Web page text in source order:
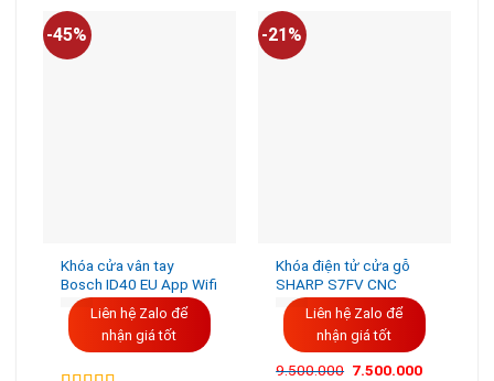
-45%
Khóa cửa vân tay
Bosch ID40 EU App Wifi
Liên hệ Zalo để
nhận giá tốt
-21%
Khóa điện tử cửa gỗ
SHARP S7FV CNC
Liên hệ Zalo để
nhận giá tốt
9.500.000 Giá
7.500.000Giá